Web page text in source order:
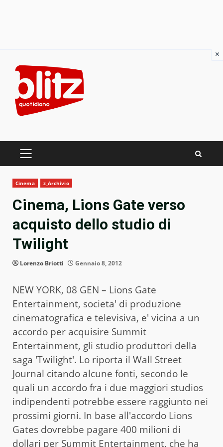
content
PRIMARY
Cinema z_Archivio
Cinema, Lions Gate verso
acquisto dello studio di
Twilight
Lorenzo Briotti Gennaio 8, 2012
NEW YORK, 08 GEN – Lions Gate
Entertainment, societa' di produzione
cinematografica e televisiva, e' vicina a un
accordo per acquisire Summit
Entertainment, gli studio produttori della
saga 'Twilight'. Lo riporta il Wall Street
Journal citando alcune fonti, secondo le
quali un accordo fra i due maggiori studios
indipendenti potrebbe essere raggiunto nei
prossimi giorni. In base all'accordo Lions
Gates dovrebbe pagare 400 milioni di
dollari per Summit Entertainment, che ha
×